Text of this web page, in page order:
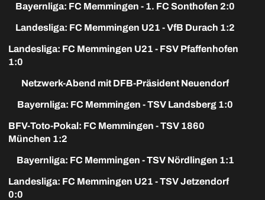
Bayernliga: FC Memmingen - 1. FC Sonthofen 2:0
Landesliga: FC Memmingen U21 - VfB Durach 1:2
Landesliga: FC Memmingen U21 - FSV Pfaffenhofen
1:0
Netzwerk-Abend mit DFB-Präsident Neuendorf
Bayernliga: FC Memmingen - TSV Landsberg 1:0
BFV-Toto-Pokal: FC Memmingen - TSV 1860
München 1:2
Bayernliga: FC Memmingen - TSV Nördlingen 1:1
Landesliga: FC Memmingen U21 - TSV Jetzendorf
0:0